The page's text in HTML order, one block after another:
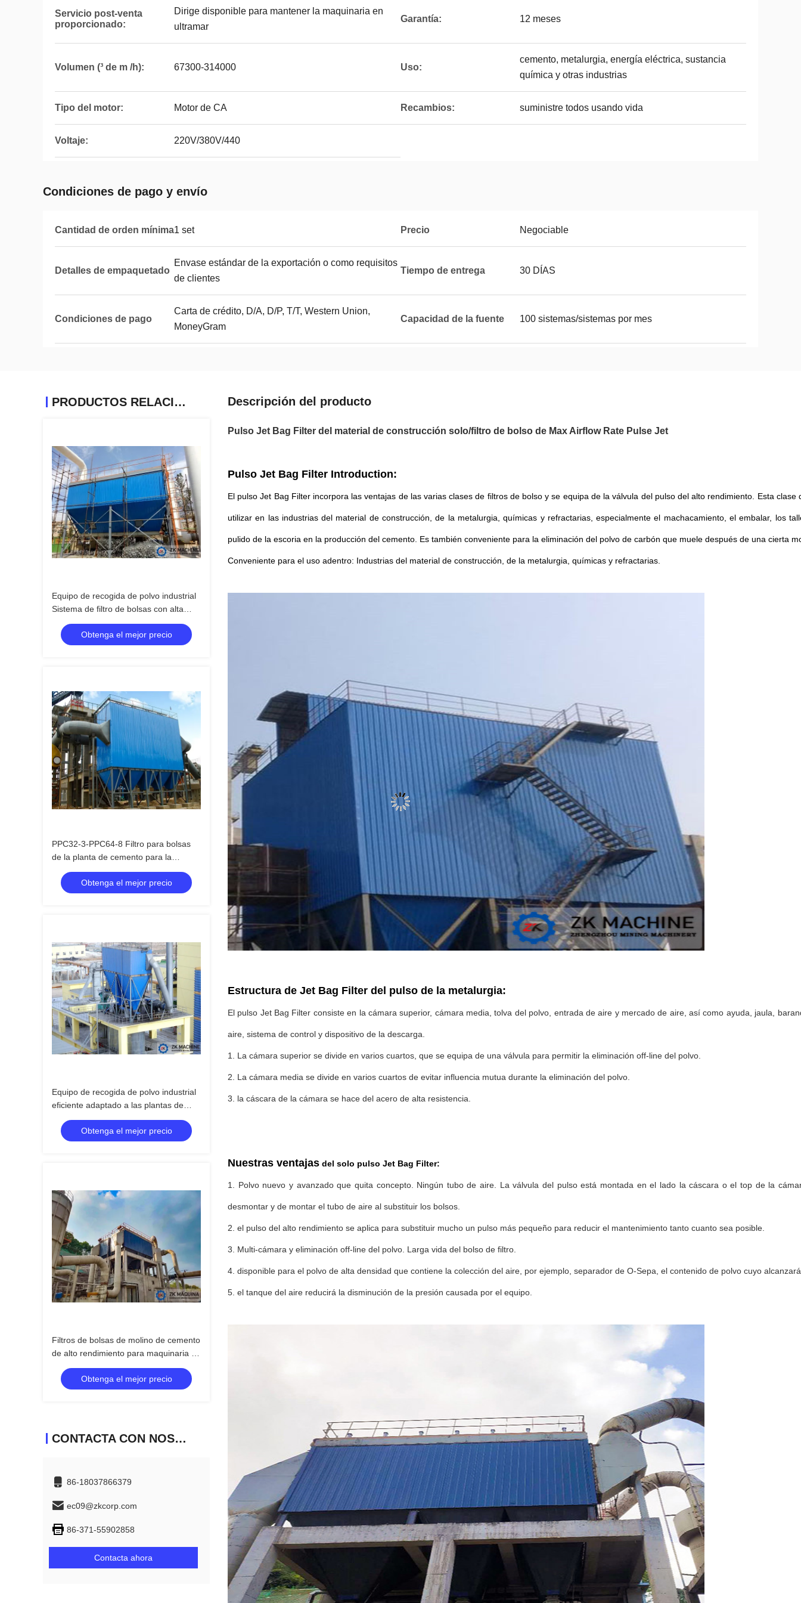
Servicio post-venta
proporcionado:
Dirige disponible para mantener la maquinaria en
ultramar
Garantía: 12 meses
Volumen (³ de m /h): 67300-314000 Uso:
cemento, metalurgia, energía eléctrica, sustancia
química y otras industrias
Tipo del motor: Motor de CA Recambios: suministre todos usando vida
Voltaje: 220V/380V/440
Condiciones de pago y envío
Cantidad de orden mínima1 set Precio Negociable
Detalles de empaquetado
Envase estándar de la exportación o como requisitos
de clientes
Tiempo de entrega 30 DÍAS
Condiciones de pago
Carta de crédito, D/A, D/P, T/T, Western Union,
MoneyGram
Capacidad de la fuente 100 sistemas/sistemas por mes
PRODUCTOS RELACIONADOS
Equipo de recogida de polvo industrial
Sistema de filtro de bolsas con alta
eficiencia de limpieza
Obtenga el mejor precio
PPC32-3-PPC64-8 Filtro para bolsas
de la planta de cemento para la
industria del cemento
Obtenga el mejor precio
Equipo de recogida de polvo industrial
eficiente adaptado a las plantas de
cemento
Obtenga el mejor precio
Filtros de bolsas de molino de cemento
de alto rendimiento para maquinaria de
plantas de procesamiento de cemento
Obtenga el mejor precio
CONTACTA CON NOSOTROS
86-18037866379
ec09@zkcorp.com
86-371-55902858
Contacta ahora
Descripción del producto
Pulso Jet Bag Filter del material de construcción solo/filtro de bolso de Max Airflow Rate Pulse Jet
Pulso Jet Bag Filter Introduction:
El pulso Jet Bag Filter incorpora las ventajas de las varias clases de filtros de bolso y se equipa de la válvula del pulso del alto rendimiento. Esta clase
utilizar en las industrias del material de construcción, de la metalurgia, químicas y refractarias, especialmente el machacamiento, el embalar, los
pulido de la escoria en la producción del cemento. Es también conveniente para la eliminación del polvo de carbón que muele después de una cierta
Conveniente para el uso adentro: Industrias del material de construcción, de la metalurgia, químicas y refractarias.
Estructura de Jet Bag Filter del pulso de la metalurgia:
El pulso Jet Bag Filter consiste en la cámara superior, cámara media, tolva del polvo, entrada de aire y mercado de aire, así como ayuda, jaula,
aire, sistema de control y dispositivo de la descarga.
1. La cámara superior se divide en varios cuartos, que se equipa de una válvula para permitir la eliminación off-line del polvo.
2. La cámara media se divide en varios cuartos de evitar influencia mutua durante la eliminación del polvo.
3. la cáscara de la cámara se hace del acero de alta resistencia.
Nuestras ventajas del solo pulso Jet Bag Filter:
1. Polvo nuevo y avanzado que quita concepto. Ningún tubo de aire. La válvula del pulso está montada en el lado la cáscara o el top de la
desmontar y de montar el tubo de aire al substituir los bolsos.
2. el pulso del alto rendimiento se aplica para substituir mucho un pulso más pequeño para reducir el mantenimiento tanto cuanto sea posible.
3. Multi-cámara y eliminación off-line del polvo. Larga vida del bolso de filtro.
4. disponible para el polvo de alta densidad que contiene la colección del aire, por ejemplo, separador de O-Sepa, el contenido de polvo cuyo
5. el tanque del aire reducirá la disminución de la presión causada por el equipo.